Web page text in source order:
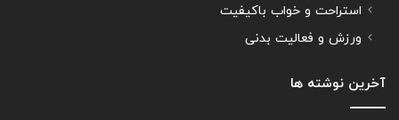
استراحت و خواب باکیفیت
ورزش و فعالیت بدنی
آخرین نوشته ها